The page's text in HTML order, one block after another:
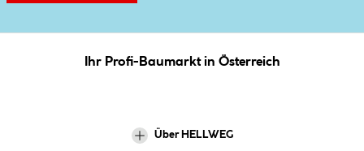
Ihr Profi-Baumarkt in Österreich
Über HELLWEG